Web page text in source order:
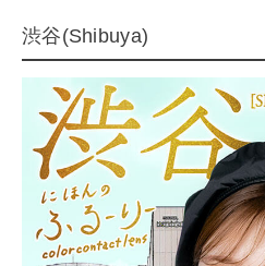
渋谷(Shibuya)